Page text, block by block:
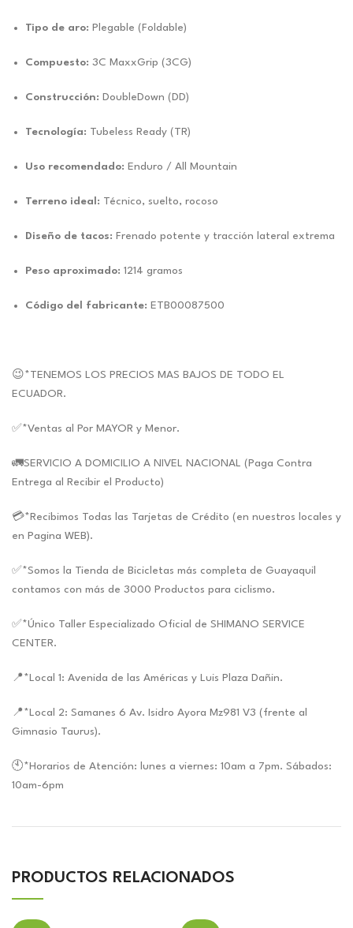
Tipo de aro: Plegable (Foldable)
Compuesto: 3C MaxxGrip (3CG)
Construcción: DoubleDown (DD)
Tecnología: Tubeless Ready (TR)
Uso recomendado: Enduro / All Mountain
Terreno ideal: Técnico, suelto, rocoso
Diseño de tacos: Frenado potente y tracción lateral extrema
Peso aproximado: 1214 gramos
Código del fabricante: ETB00087500
😉*TENEMOS LOS PRECIOS MAS BAJOS DE TODO EL
ECUADOR.
✅*Ventas al Por MAYOR y Menor.
🚛SERVICIO A DOMICILIO A NIVEL NACIONAL (Paga Contra
Entrega al Recibir el Producto)
💳*Recibimos Todas las Tarjetas de Crédito (en nuestros locales y
en Pagina WEB).
✅*Somos la Tienda de Bicicletas más completa de Guayaquil
contamos con más de 3000 Productos para ciclismo.
✅*Único Taller Especializado Oficial de SHIMANO SERVICE
CENTER.
📍*Local 1: Avenida de las Américas y Luis Plaza Dañin.
📍*Local 2: Samanes 6 Av. Isidro Ayora Mz981 V3 (frente al
Gimnasio Taurus).
🕙*Horarios de Atención: lunes a viernes: 10am a 7pm. Sábados:
10am-6pm
PRODUCTOS RELACIONADOS